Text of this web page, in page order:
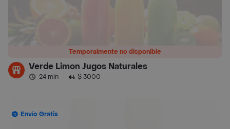
Temporalmente no disponible
Verde Limon Jugos Naturales
24 min · $ 3000
Envío Gratis